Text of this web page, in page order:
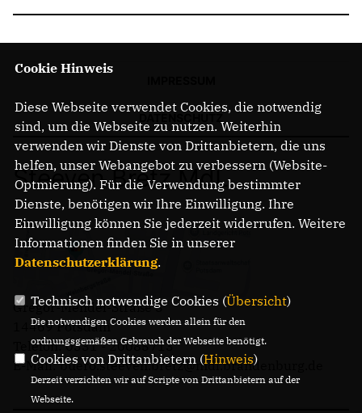
Steeven Bretz MdL
Gregor-Mendel-Straße 3
14469 Potsdam
Telefon: 0331 - 20085713
E-Mail: buero.steeven.bretz@mdl.brandenburg.de
Cookie Hinweis
Diese Webseite verwendet Cookies, die notwendig
sind, um die Webseite zu nutzen. Weiterhin
verwenden wir Dienste von Drittanbietern, die uns
helfen, unser Webangebot zu verbessern (Website-
Optmierung). Für die Verwendung bestimmter
Dienste, benötigen wir Ihre Einwilligung. Ihre
Einwilligung können Sie jederzeit widerrufen. Weitere
Informationen finden Sie in unserer
Datenschutzerklärung.
Technisch notwendige Cookies (Übersicht)
Die notwendigen Cookies werden allein für den
ordnungsgemäßen Gebrauch der Webseite benötigt.
Cookies von Drittanbietern (Hinweis)
Derzeit verzichten wir auf Scripte von Drittanbietern auf der
Webseite.